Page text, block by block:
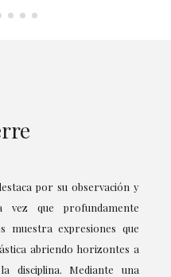
por su observación y
que profundamente
muestra expresiones que
abriendo horizontes a
disciplina. Mediante una